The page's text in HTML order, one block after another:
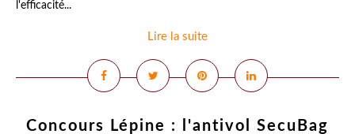
l'efficacité...
Lire la suite
Concours Lépine : l'antivol SecuBag